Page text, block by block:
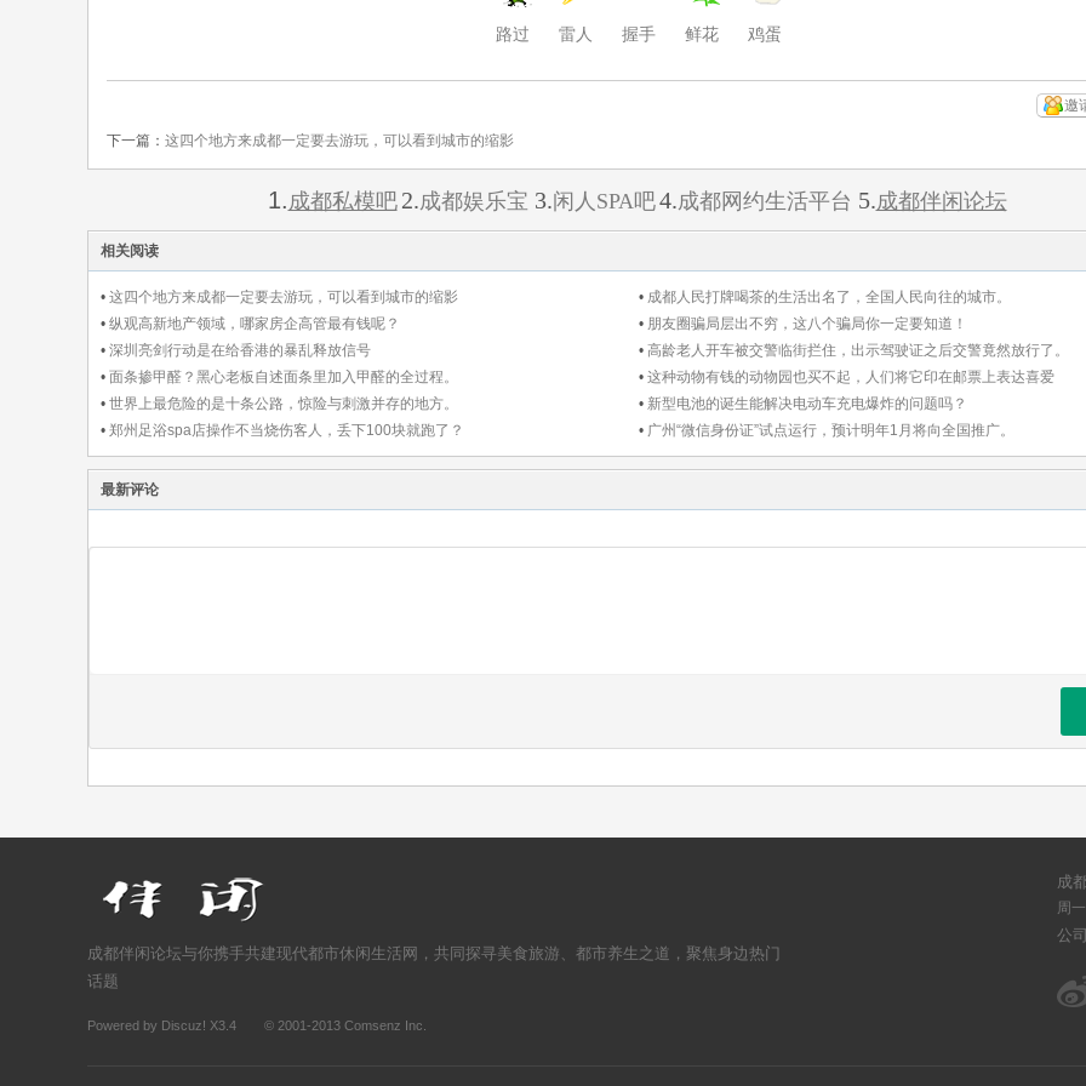
路过 雷人 握手 鲜花 鸡蛋
邀
下一篇： 这四个地方来成都一定要去游玩，可以看到城市的缩影
1.成都私模吧 2.成都娱乐宝 3.闲人SPA吧4.成都网约生活平台 5.成都伴闲论坛
相关阅读
• 这四个地方来成都一定要去游玩，可以看到城市的缩影 • 成都人民打牌喝茶的生活出名了，全国人民向往的城市。
• 纵观高新地产领域，哪家房企高管最有钱呢？ • 朋友圈骗局层出不穷，这八个骗局你一定要知道！
• 深圳亮剑行动是在给香港的暴乱释放信号 • 高龄老人开车被交警临街拦住，出示驾驶证之后交警竟然放行了。
• 面条掺甲醛？黑心老板自述面条里加入甲醛的全过程。 • 这种动物有钱的动物园也买不起，人们将它印在邮票上表达喜爱
• 世界上最危险的是十条公路，惊险与刺激并存的地方。 • 新型电池的诞生能解决电动车充电爆炸的问题吗？
• 郑州足浴spa店操作不当烧伤客人，丢下100块就跑了？ • 广州“微信身份证”试点运行，预计明年1月将向全国推广。
最新评论
成
周
公
成都伴闲论坛与你携手共建现代都市休闲生活网，共同探寻美食旅游、都市养生之道，聚焦身边热门
话题
Powered by Discuz! X3.4 © 2001-2013 Comsenz Inc.